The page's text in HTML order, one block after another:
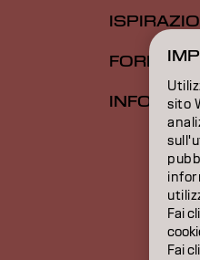
sito
Fai
Fai